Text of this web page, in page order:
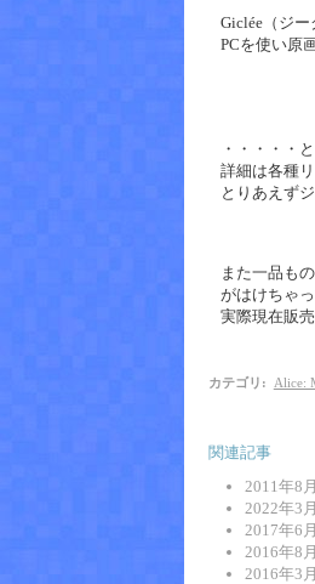
Giclée（ジ
PCを使い原
・・・・・
詳細は各種
とりあえず
また一品も
がはけちゃ
実際現在販
カテゴリ : Alice:
関連記事
2011年8
2022年3
2017年6
2016年8
2016年3